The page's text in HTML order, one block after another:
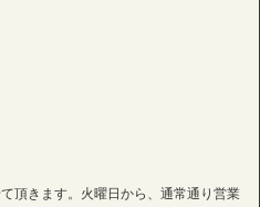
頂きます。火曜日から、通常通り営業